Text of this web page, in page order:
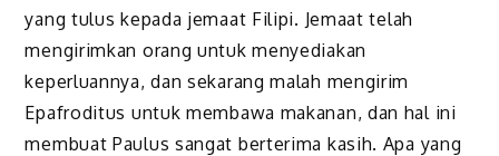
yang tulus kepada jemaat Filipi. Jemaat telah
mengirimkan orang untuk menyediakan
keperluannya, dan sekarang malah mengirim
Epafroditus untuk membawa makanan, dan hal ini
membuat Paulus sangat berterima kasih. Apa yang